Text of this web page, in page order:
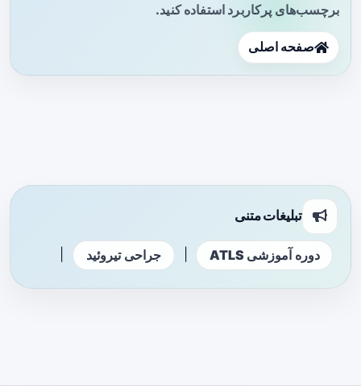
برچسب‌های پرکاربرد استفاده کنید.
صفحه اصلی
تبلیغات متنی
دوره آموزشی ATLS جراحی تیروئید